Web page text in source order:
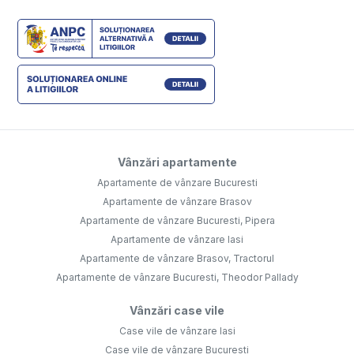
Vânzări apartamente
Apartamente de vânzare Bucuresti
Apartamente de vânzare Brasov
Apartamente de vânzare Bucuresti, Pipera
Apartamente de vânzare Iasi
Apartamente de vânzare Brasov, Tractorul
Apartamente de vânzare Bucuresti, Theodor Pallady
Vânzări case vile
Case vile de vânzare Iasi
Case vile de vânzare Bucuresti